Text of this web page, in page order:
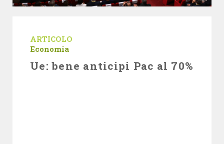
ARTICOLO
Economia
Ue: bene anticipi Pac al 70%